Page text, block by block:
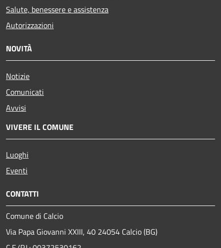
Salute, benessere e assistenza
Autorizzazioni
NOVITÀ
Notizie
Comunicati
Avvisi
VIVERE IL COMUNE
Luoghi
Eventi
CONTATTI
Comune di Calcio
Via Papa Giovanni XXIII, 40 24054 Calcio (BG)